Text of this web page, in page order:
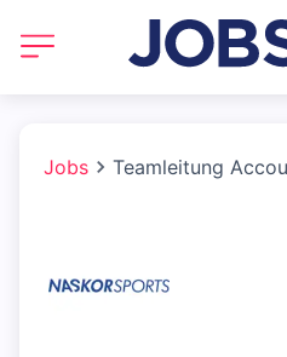
Jobs Teamleitung